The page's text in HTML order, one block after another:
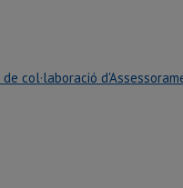
col·laboració